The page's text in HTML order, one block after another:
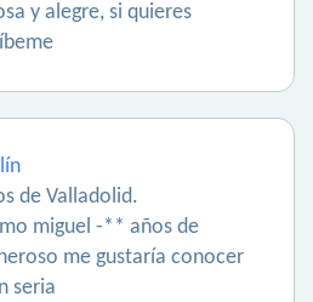
y alegre, si quieres
de Valladolid.
miguel -** años de
me gustaría conocer
seria